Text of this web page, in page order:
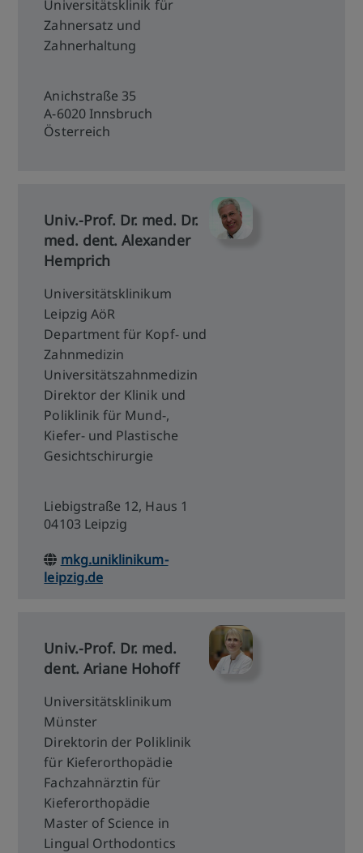
Universitätsklinik für
Zahnersatz und
Zahnerhaltung
Anichstraße 35
A-6020 Innsbruch
Österreich
Univ.-Prof. Dr. med. Dr.
med. dent. Alexander
Hemprich
Universitätsklinikum
Leipzig AöR
Department für Kopf- und
Zahnmedizin
Universitätszahnmedizin
Direktor der Klinik und
Poliklinik für Mund-,
Kiefer- und Plastische
Gesichtschirurgie
Liebigstraße 12, Haus 1
04103 Leipzig
mkg.uniklinikum-
leipzig.de
Univ.-Prof. Dr. med.
dent. Ariane Hohoff
Universitätsklinikum
Münster
Direktorin der Poliklinik
für Kieferorthopädie
Fachzahnärztin für
Kieferorthopädie
Master of Science in
Lingual Orthodontics